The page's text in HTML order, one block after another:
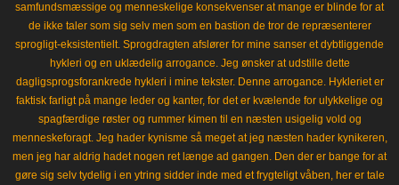
samfundsmæssige og menneskelige konsekvenser at mange er blinde for at
de ikke taler som sig selv men som en bastion de tror de repræsenterer
sprogligt-eksistentielt. Sprogdragten afslører for mine sanser et dybtliggende
hykleri og en uklædelig arrogance. Jeg ønsker at udstille dette
dagligsprogsforankrede hykleri i mine tekster. Denne arrogance. Hykleriet er
faktisk farligt på mange leder og kanter, for det er kvælende for ulykkelige og
spagfærdige røster og rummer kimen til en næsten usigelig vold og
menneskeforagt. Jeg hader kynisme så meget at jeg næsten hader kynikeren,
men jeg har aldrig hadet nogen ret længe ad gangen. Den der er bange for at
gøre sig selv tydelig i en ytring sidder inde med et frygteligt våben, her er tale